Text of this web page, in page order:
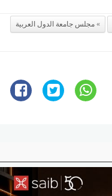
مجلس جامعة الدول العربية